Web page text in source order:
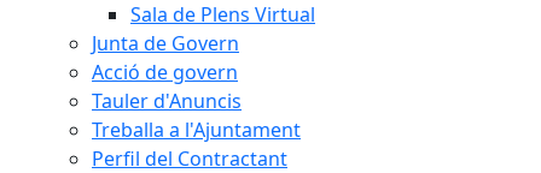
Sala de Plens Virtual
Junta de Govern
Acció de govern
Tauler d'Anuncis
Treballa a l'Ajuntament
Perfil del Contractant